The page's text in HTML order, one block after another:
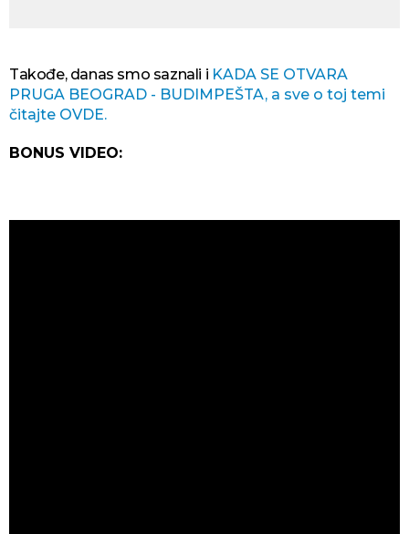
Takođe, danas smo saznali i KADA SE OTVARA
PRUGA BEOGRAD - BUDIMPEŠTA, a sve o toj temi
čitajte OVDE.
BONUS VIDEO: